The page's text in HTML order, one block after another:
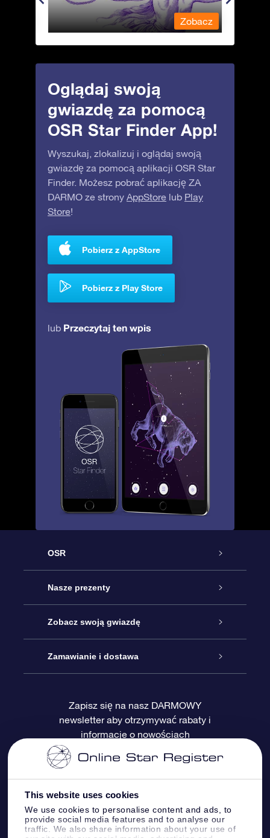
This website uses cookies
We use cookies to personalise content and ads, to
provide social media features and to analyse our
traffic. We also share information about your use of
Zobacz
Oglądaj swoją
gwiazdę za pomocą
OSR Star Finder App!
Wyszukaj, zlokalizuj i oglądaj swoją
gwiazdę za pomocą aplikacji OSR Star
Finder. Możesz pobrać aplikację ZA
DARMO ze strony AppStore lub Play
Store!
Pobierz z AppStore
Pobierz z Play Store
lub Przeczytaj ten wpis
OSR
Obsługa
Kontakt
Blog
Recenzje
Nasze prezenty
Podarunek Gwiazda Online
Pakiet Podarunkowy OSR
Karta podarunkowa OSR
Prezenty firmowe
Zobacz swoją gwiazdę
Rejestr Gwiazd
Sprsonalizowana Strona Gwiazdy
One Million Stars
Gwieździsty Wygaszacz Ekranu OSR
Aplikacja VR „Fly me to the stars”
Zamawianie i dostawa
Metody płatności
Dostawa
Polityka zwrotów
Gwiazdozbiorach
Zapisz się na nasz DARMOWY
newsletter aby otrzymywać rabaty i
informacje o nowościach